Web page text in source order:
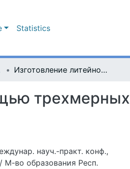
Statistics
Изготовление литейной оснастки с помощью трехмерных технологий
трехмерных
науч.-практ. конф.,
М-во образования Респ.